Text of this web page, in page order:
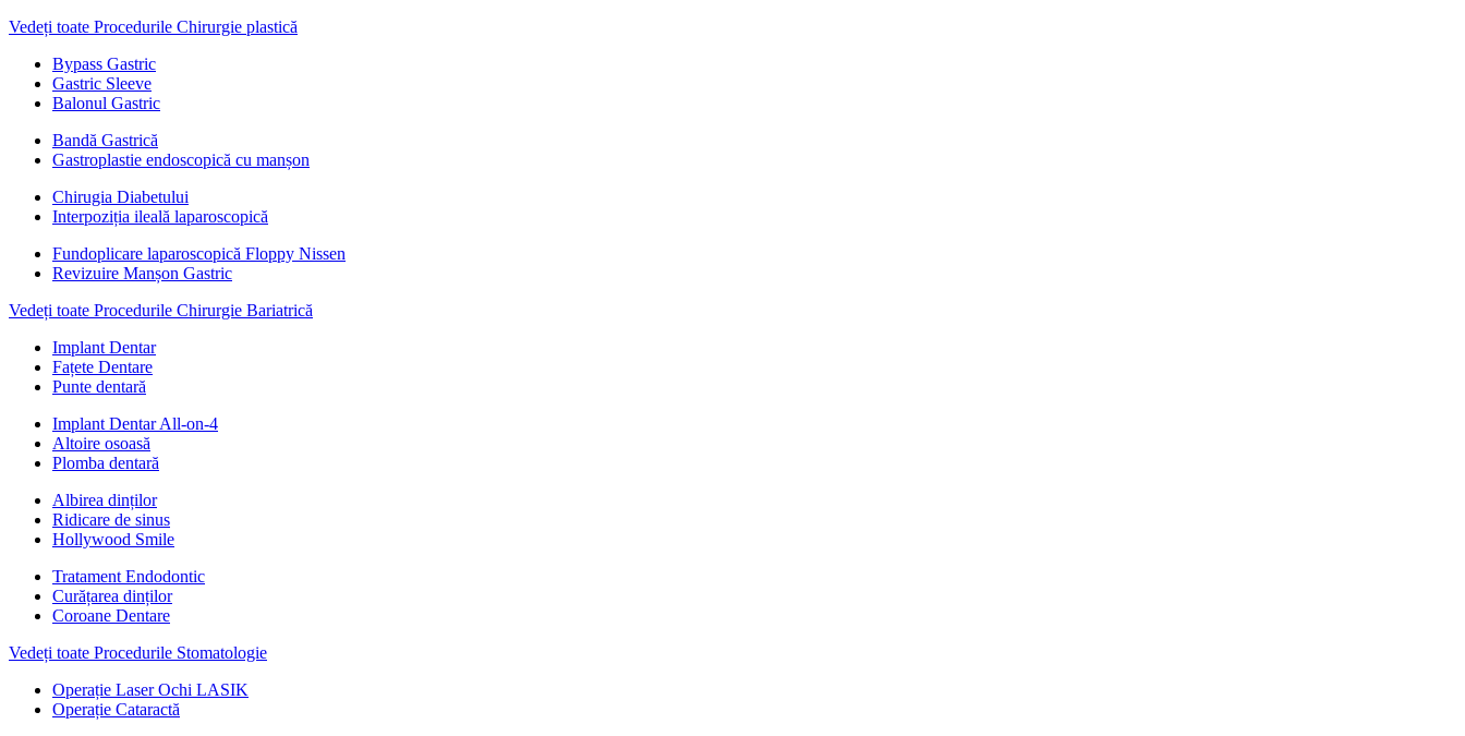
Vedeți toate Procedurile Chirurgie plastică
Bypass Gastric
Gastric Sleeve
Balonul Gastric
Bandă Gastrică
Gastroplastie endoscopică cu manșon
Chirugia Diabetului
Interpoziția ileală laparoscopică
Fundoplicare laparoscopică Floppy Nissen
Revizuire Manșon Gastric
Vedeți toate Procedurile Chirurgie Bariatrică
Implant Dentar
Fațete Dentare
Punte dentară
Implant Dentar All-on-4
Altoire osoasă
Plomba dentară
Albirea dinților
Ridicare de sinus
Hollywood Smile
Tratament Endodontic
Curățarea dinților
Coroane Dentare
Vedeți toate Procedurile Stomatologie
Operație Laser Ochi LASIK
Operație Cataractă